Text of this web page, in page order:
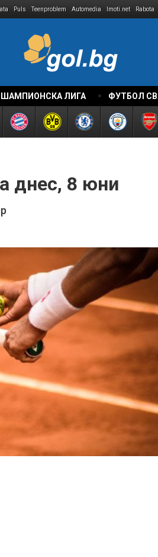
Puls Teenproblem Automedia Imoti.net Rabota
ШАМПИОНСКА ЛИГА ФУТБОЛ
днес, 8 юни